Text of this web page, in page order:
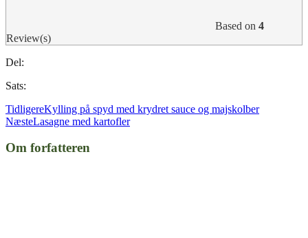
Based on 4
Review(s)
Del:
Sats:
TidligereKylling på spyd med krydret sauce og majskolber
NæsteLasagne med kartofler
Om forfatteren